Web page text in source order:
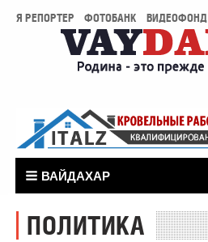
Я РЕПОРТЕР ФОТОБАНК ВИДЕОФОНД
ВАЙДАХАР
ПОЛИТИКА